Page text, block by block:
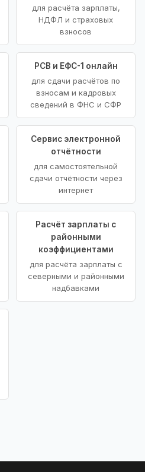
для расчёта зарплаты,
НДФЛ и страховых
взносов
РСВ и ЕФС-1 онлайн
для сдачи расчётов по
взносам и кадровых
сведений в ФНС и СФР
Сервис электронной
отчётности
для самостоятельной
сдачи отчётности через
интернет
Расчёт зарплаты с
районными
коэффициентами
для расчёта зарплаты с
северными и районными
надбавками